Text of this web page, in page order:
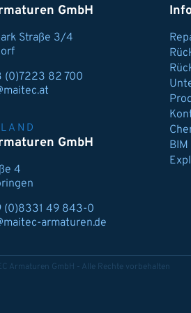
GmbH
Straße 3/4
(0)7223 82 700
GmbH
4
(0)8331 49 843-0
armaturen.de
Armaturen GmbH - Alle Rechte vorbehalten